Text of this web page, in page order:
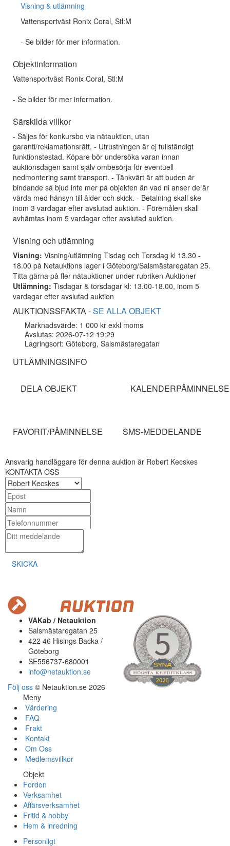
Visning & utlämning
Vattensportväst Ronix Coral, Stl:M
- Se bilder för mer information.
Objektinformation
Vattensportväst Ronix Coral, Stl:M
- Se bilder för mer information.
Särskilda villkor
- Säljes för konkursbo via nätauktion, utan
garanti/reklamationsrätt. - Utrustningen är ej fullständigt
funktionstestad. Köpare bör undersöka varan innan
auktionsdagen samt själv ombesörja för eventuell
nedmontering samt transport. - Tänkvärt är att buden är
bindande så bjud inte mer på objekten än vad ni anser de är
värda med hänsyn till ålder och skick. - Betalning skall ske
inom 3 vardagar efter avslutad auktion. - Föremålen skall
avhämtas inom 5 vardagar efter avslutad auktion.
Visning och utlämning
Visning: Visning/utlämning Tisdag och Torsdag kl 13.30 -
18.00 på Netauktions lager i Göteborg/Salsmästaregatan 25.
Titta gärna på fler nätauktioner under rubriken Auktioner
Utlämning: Tisdagar & torsdagar kl: 13.00-18.00, inom 5
vardagar efter avslutad auktion
AUKTIONSSFAKTA -SE ALLA OBJEKT
Marknadsvärde: 1 000 kr exkl moms
Avslutas: 2026-07-12 19:29
Lagringsort: Göteborg, Salsmästaregatan
UTLÄMNINGSINFO
DELA OBJEKT KALENDERPÅMINNELSE
FAVORIT/PÅMINNELSE SMS-MEDDELANDE
Ansvarig handläggare för denna auktion är Robert Kecskes
KONTAKTA OSS
SKICKA
VAKab / Netauktion
Salsmästaregatan 25
422 46 Hisings Backa /
Göteborg
SE556737-680001
info@netauktion.se
Följ oss © Netauktion.se 2026
Meny
Värdering
FAQ
Frakt
Kontakt
Om Oss
Medlemsvillkor
Objekt
Fordon
Verksamhet
Affärsverksamhet
Fritid & hobby
Hem & inredning
Personligt